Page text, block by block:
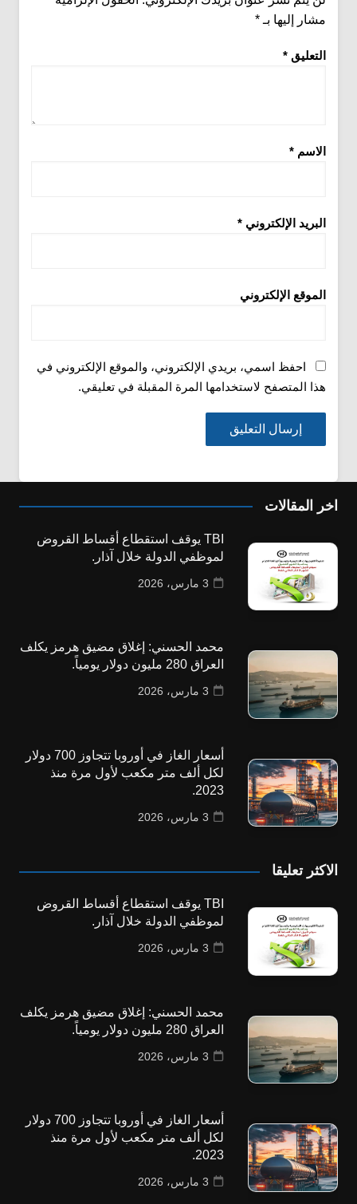
مشار إليها بـ *
التعليق *
الاسم *
البريد الإلكتروني *
الموقع الإلكتروني
احفظ اسمي، بريدي الإلكتروني، والموقع الإلكتروني في
هذا المتصفح لاستخدامها المرة المقبلة في تعليقي.
اخر المقالات
TBI يوقف استقطاع أقساط القروض
لموظفي الدولة خلال آذار.
3 مارس، 2026
محمد الحسني: إغلاق مضيق هرمز يكلف
العراق 280 مليون دولار يومياً.
3 مارس، 2026
أسعار الغاز في أوروبا تتجاوز 700 دولار
لكل ألف متر مكعب لأول مرة منذ
2023.
3 مارس، 2026
الاكثر تعليقا
TBI يوقف استقطاع أقساط القروض
لموظفي الدولة خلال آذار.
3 مارس، 2026
محمد الحسني: إغلاق مضيق هرمز يكلف
العراق 280 مليون دولار يومياً.
3 مارس، 2026
أسعار الغاز في أوروبا تتجاوز 700 دولار
لكل ألف متر مكعب لأول مرة منذ
2023.
3 مارس، 2026